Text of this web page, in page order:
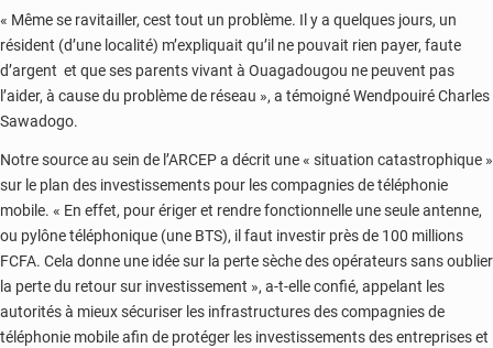
« Même se ravitailler, cest tout un problème. Il y a quelques jours, un
résident (d’une localité) m’expliquait qu’il ne pouvait rien payer, faute
d’argent et que ses parents vivant à Ouagadougou ne peuvent pas
l’aider, à cause du problème de réseau », a témoigné Wendpouiré Charles
Sawadogo.
Notre source au sein de l’ARCEP a décrit une « situation catastrophique »
sur le plan des investissements pour les compagnies de téléphonie
mobile. « En effet, pour ériger et rendre fonctionnelle une seule antenne,
ou pylône téléphonique (une BTS), il faut investir près de 100 millions
FCFA. Cela donne une idée sur la perte sèche des opérateurs sans oublier
la perte du retour sur investissement », a-t-elle confié, appelant les
autorités à mieux sécuriser les infrastructures des compagnies de
téléphonie mobile afin de protéger les investissements des entreprises et